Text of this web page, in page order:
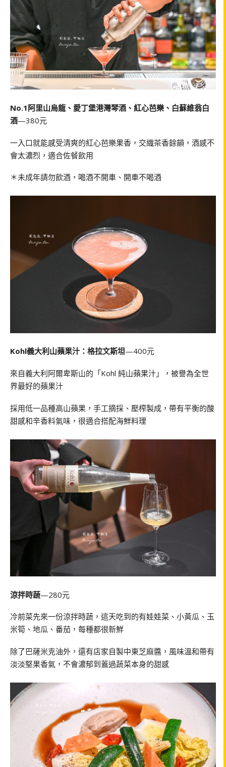
No.1阿里山烏龍、愛丁堡港灣琴酒、紅心芭樂、白蘇維翁白
酒—380元
一入口就能感受清爽的紅心芭樂果香，交織茶香餘韻，酒感不
會太濃烈，適合佐餐飲用
＊未成年請勿飲酒，喝酒不開車、開車不喝酒
Kohl義大利山蘋果汁：格拉文斯坦—400元
來自義大利阿爾卑斯山的「Kohl 純山蘋果汁」，被譽為全世
界最好的蘋果汁
採用低一品種高山蘋果，手工摘採、壓榨製成，帶有平衡的酸
甜感和辛香料氣味，很適合搭配海鮮料理
涼拌時蔬—280元
冷前菜先來一份涼拌時蔬，這天吃到的有娃娃菜、小黃瓜、玉
米筍、地瓜、番茄，每種都很新鮮
除了巴薩米克油外，還有店家自製中東芝麻醬，風味溫和帶有
淡淡堅果香氣，不會濃郁到蓋過蔬菜本身的甜感